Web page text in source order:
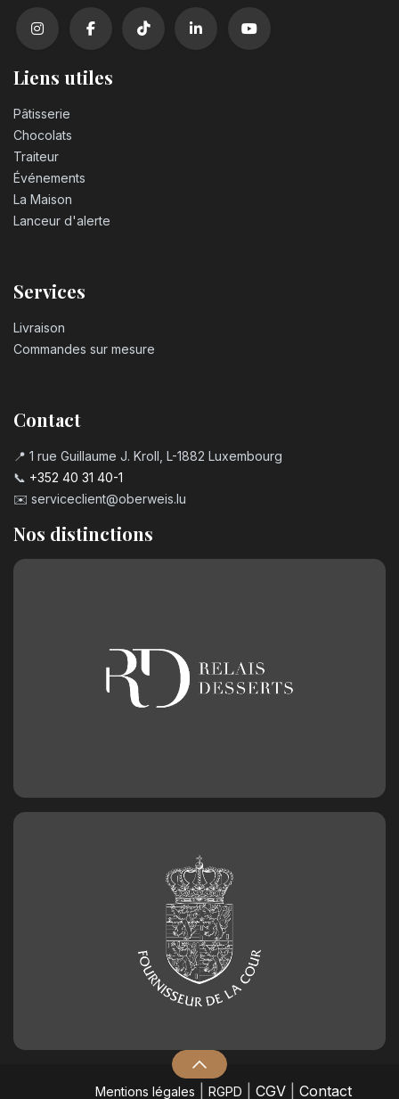
Liens utiles
Pâtisserie
Chocolats
Traiteur
Événements
La Maison
Lanceur d'alerte
Services
Livraison
Commandes sur mesure
Contact
📍 1 rue Guillaume J. Kroll, L-1882 Luxembourg
📞 +352 40 31 40-1
✉️ serviceclient@oberweis.lu
Nos distinctions
Mentions légales RGPD CGV| Contact